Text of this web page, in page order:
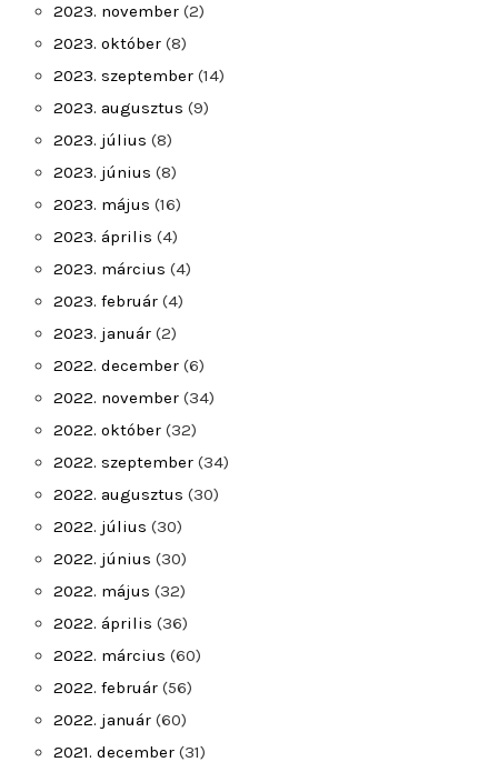
2023. november (2)
2023. október (8)
2023. szeptember (14)
2023. augusztus (9)
2023. július (8)
2023. június (8)
2023. május (16)
2023. április (4)
2023. március (4)
2023. február (4)
2023. január (2)
2022. december (6)
2022. november (34)
2022. október (32)
2022. szeptember (34)
2022. augusztus (30)
2022. július (30)
2022. június (30)
2022. május (32)
2022. április (36)
2022. március (60)
2022. február (56)
2022. január (60)
2021. december (31)